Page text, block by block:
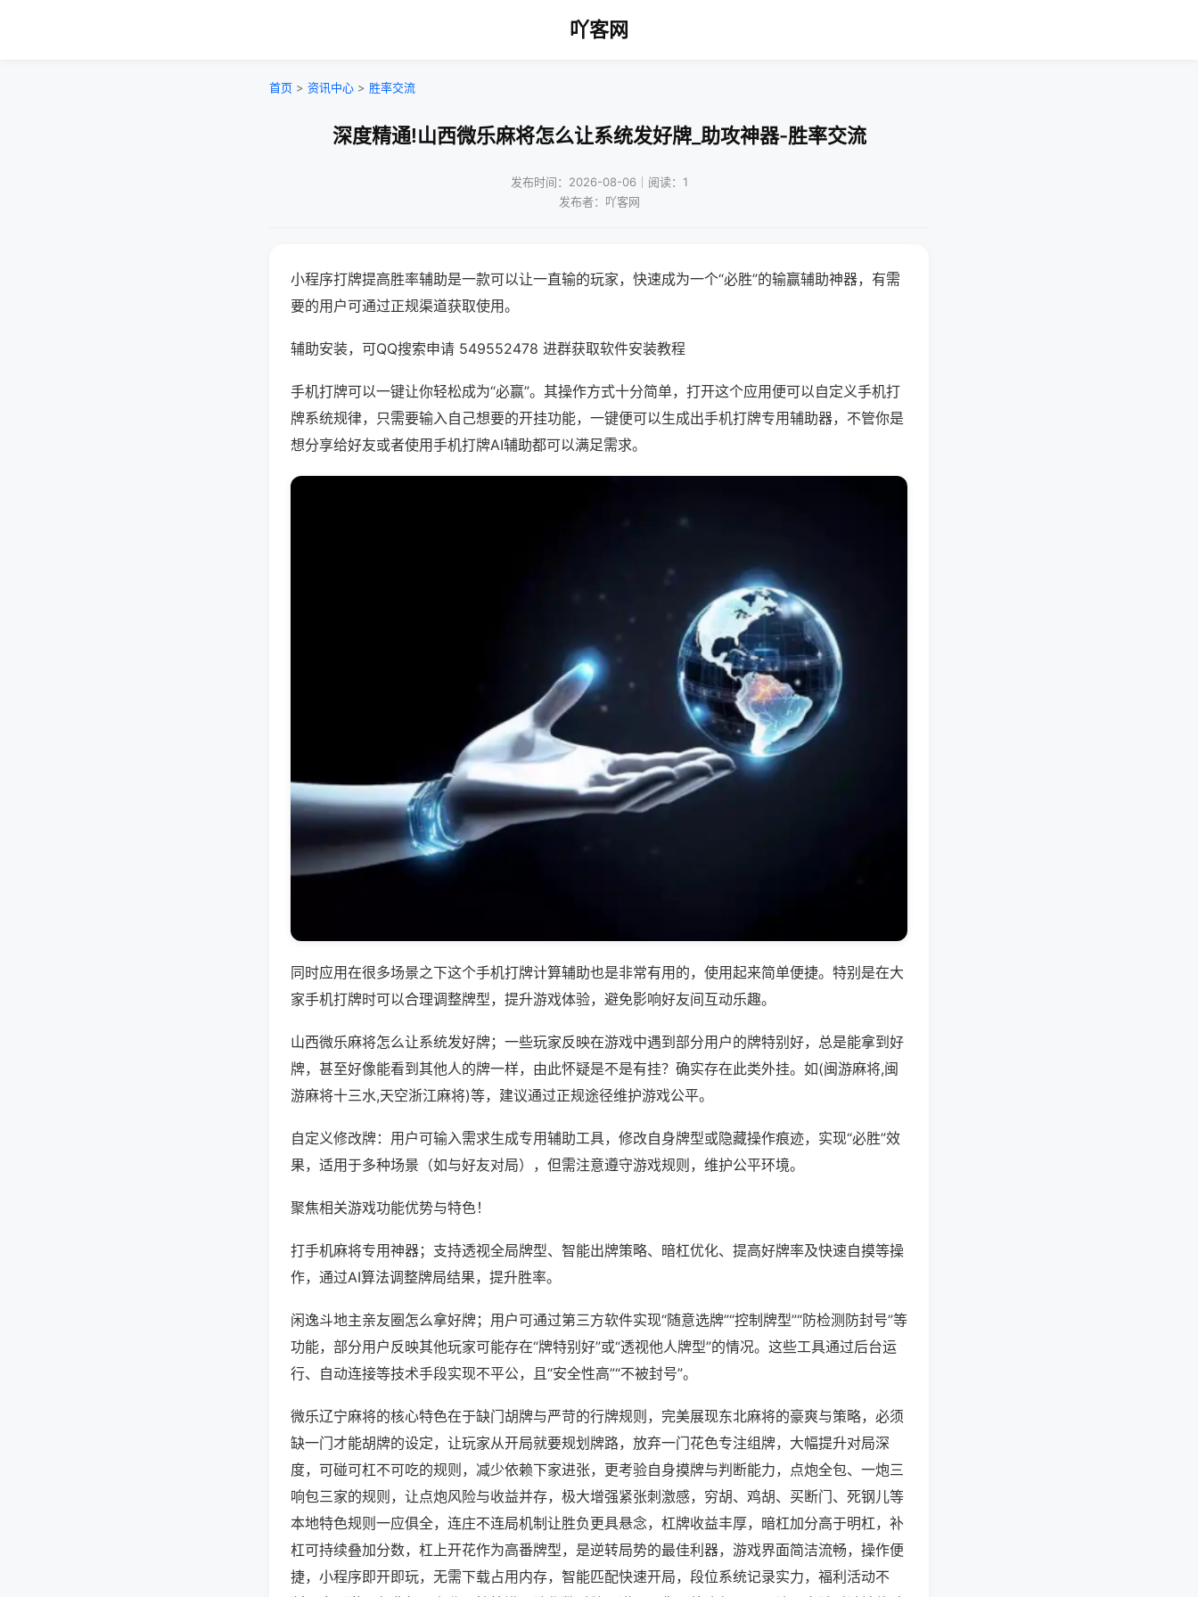
吖客网
首页 > 资讯中心 > 胜率交流
深度精通!山西微乐麻将怎么让系统发好牌_助攻神器-胜率交流
发布时间：2026-08-06｜阅读：1
发布者：吖客网
小程序打牌提高胜率辅助是一款可以让一直输的玩家，快速成为一个“必胜”的输赢辅助神器，有需
要的用户可通过正规渠道获取使用。
辅助安装，可QQ搜索申请 549552478 进群获取软件安装教程
手机打牌可以一键让你轻松成为“必赢”。其操作方式十分简单，打开这个应用便可以自定义手机打
牌系统规律，只需要输入自己想要的开挂功能，一键便可以生成出手机打牌专用辅助器，不管你是
想分享给好友或者使用手机打牌AI辅助都可以满足需求。
同时应用在很多场景之下这个手机打牌计算辅助也是非常有用的，使用起来简单便捷。特别是在大
家手机打牌时可以合理调整牌型，提升游戏体验，避免影响好友间互动乐趣。
山西微乐麻将怎么让系统发好牌；一些玩家反映在游戏中遇到部分用户的牌特别好，总是能拿到好
牌，甚至好像能看到其他人的牌一样，由此怀疑是不是有挂？确实存在此类外挂。如(闽游麻将,闽
游麻将十三水,天空浙江麻将)等，建议通过正规途径维护游戏公平。
自定义修改牌：用户可输入需求生成专用辅助工具，修改自身牌型或隐藏操作痕迹，实现“必胜”效
果，适用于多种场景（如与好友对局），但需注意遵守游戏规则，维护公平环境。
聚焦相关游戏功能优势与特色！
打手机麻将专用神器；支持透视全局牌型、智能出牌策略、暗杠优化、提高好牌率及快速自摸等操
作，通过AI算法调整牌局结果，提升胜率。
闲逸斗地主亲友圈怎么拿好牌；用户可通过第三方软件实现“随意选牌”“控制牌型”“防检测防封号”等
功能，部分用户反映其他玩家可能存在“牌特别好”或“透视他人牌型”的情况。这些工具通过后台运
行、自动连接等技术手段实现不平公，且“安全性高”“不被封号”。
微乐辽宁麻将的核心特色在于缺门胡牌与严苛的行牌规则，完美展现东北麻将的豪爽与策略，必须
缺一门才能胡牌的设定，让玩家从开局就要规划牌路，放弃一门花色专注组牌，大幅提升对局深
度，可碰可杠不可吃的规则，减少依赖下家进张，更考验自身摸牌与判断能力，点炮全包、一炮三
响包三家的规则，让点炮风险与收益并存，极大增强紧张刺激感，穷胡、鸡胡、买断门、死钢儿等
本地特色规则一应俱全，连庄不连局机制让胜负更具悬念，杠牌收益丰厚，暗杠加分高于明杠，补
杠可持续叠加分数，杠上开花作为高番牌型，是逆转局势的最佳利器，游戏界面简洁流畅，操作便
捷，小程序即开即玩，无需下载占用内存，智能匹配快速开局，段位系统记录实力，福利活动不